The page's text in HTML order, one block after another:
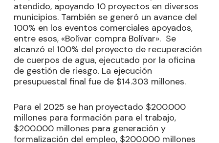
atendido, apoyando 10 proyectos en diversos
municipios. También se generó un avance del
100% en los eventos comerciales apoyados,
entre esos, «Bolívar compra Bolívar». Se
alcanzó el 100% del proyecto de recuperación
de cuerpos de agua, ejecutado por la oficina
de gestión de riesgo. La ejecución
presupuestal final fue de $14.303 millones.
Para el 2025 se han proyectado $200.000
millones para formación para el trabajo,
$200.000 millones para generación y
formalización del empleo, $200.000 millones